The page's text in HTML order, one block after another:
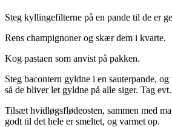
Steg kyllingefilterne på en pande til de er
Rens champignoner og skær dem i kvarte.
Kog pastaen som anvist på pakken.
Steg bacontern gyldne i en sauterpande,
så de bliver let gyldne på alle siger. Tag
Tilsæt hvidløgsflødeosten, sammen med
godt til det hele er smeltet, og varmet op.